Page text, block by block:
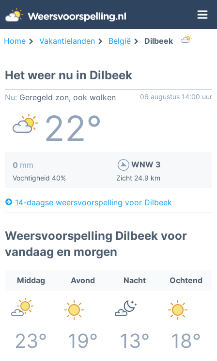
Home Vakantielanden België Dilbeek
Het weer nu in Dilbeek
Nu: Geregeld zon, ook wolken 06 augustus 14:00 uur
22°
0 mm
Vochtigheid 40%
WNW 3
Zicht 24.9 km
14-daagse weersvoorspelling voor Dilbeek
Weersvoorspelling Dilbeek voor
vandaag en morgen
Middag Avond Nacht Ochtend
23° 19° 13° 18°